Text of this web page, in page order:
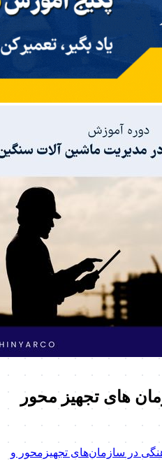
های تجهیز محور
در سازمان‌های تجهیزمحور و